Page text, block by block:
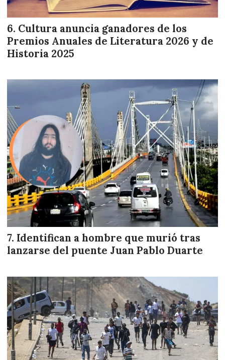
Cultura anuncia ganadores de los
Premios Anuales de Literatura 2026 y de
Historia 2025
Identifican a hombre que murió tras
lanzarse del puente Juan Pablo Duarte